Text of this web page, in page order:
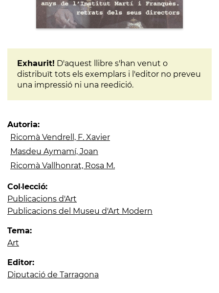
Exhaurit! D'aquest llibre s'han venut o
distribuït tots els exemplars i l'editor no preveu
una impressió ni una reedició.
Autoria:
Ricomà Vendrell, F. Xavier
Masdeu Aymamí, Joan
Ricomà Vallhonrat, Rosa M.
Col·lecció:
Publicacions d'Art
Publicacions del Museu d'Art Modern
Tema:
Art
Editor:
Diputació de Tarragona